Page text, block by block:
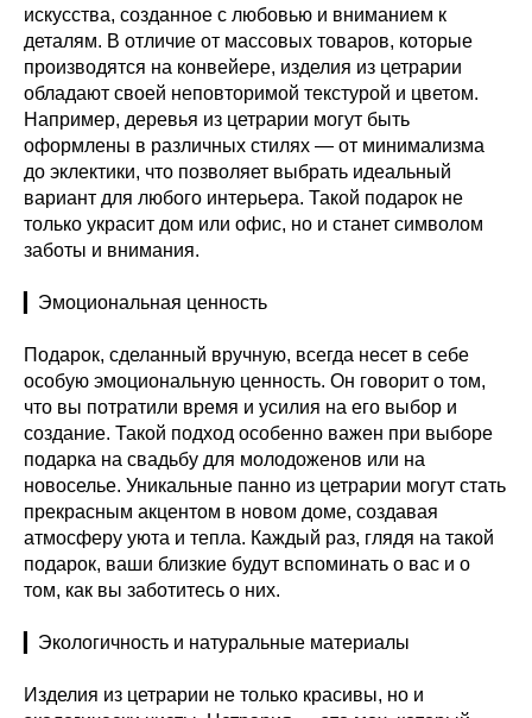
искусства, созданное с любовью и вниманием к
деталям. В отличие от массовых товаров, которые
производятся на конвейере, изделия из цетрарии
обладают своей неповторимой текстурой и цветом.
Например, деревья из цетрарии могут быть
оформлены в различных стилях — от минимализма
до эклектики, что позволяет выбрать идеальный
вариант для любого интерьера. Такой подарок не
только украсит дом или офис, но и станет символом
заботы и внимания.
▎Эмоциональная ценность
Подарок, сделанный вручную, всегда несет в себе
особую эмоциональную ценность. Он говорит о том,
что вы потратили время и усилия на его выбор и
создание. Такой подход особенно важен при выборе
подарка на свадьбу для молодоженов или на
новоселье. Уникальные панно из цетрарии могут стать
прекрасным акцентом в новом доме, создавая
атмосферу уюта и тепла. Каждый раз, глядя на такой
подарок, ваши близкие будут вспоминать о вас и о
том, как вы заботитесь о них.
▎Экологичность и натуральные материалы
Изделия из цетрарии не только красивы, но и